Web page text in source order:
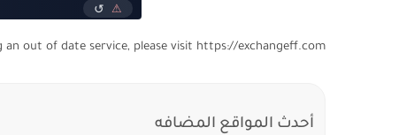
an out of date service, please visit https://exchangeff.com/
أحدث المواقع المضافه